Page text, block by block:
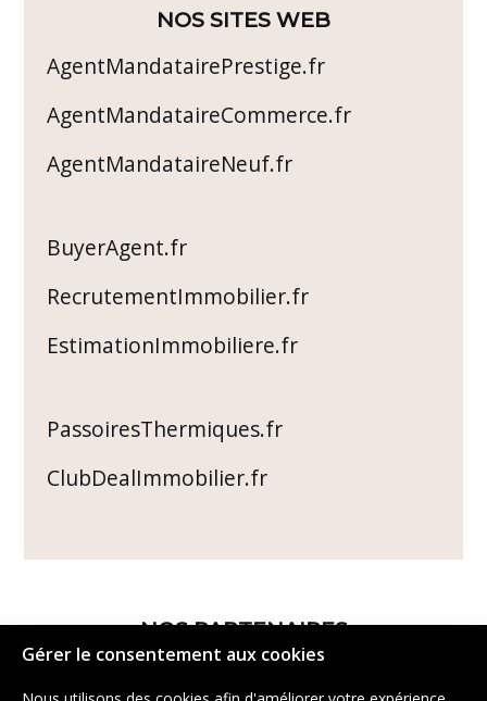
Gérer le consentement aux cookies
NOS SITES WEB
AgentMandatairePrestige.fr
AgentMandataireCommerce.fr
AgentMandataireNeuf.fr
BuyerAgent.fr
RecrutementImmobilier.fr
EstimationImmobiliere.fr
PassoiresThermiques.fr
ClubDealImmobilier.fr
NOS PARTENAIRES